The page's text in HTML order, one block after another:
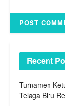
Recent
Turnamen
Telaga Biru